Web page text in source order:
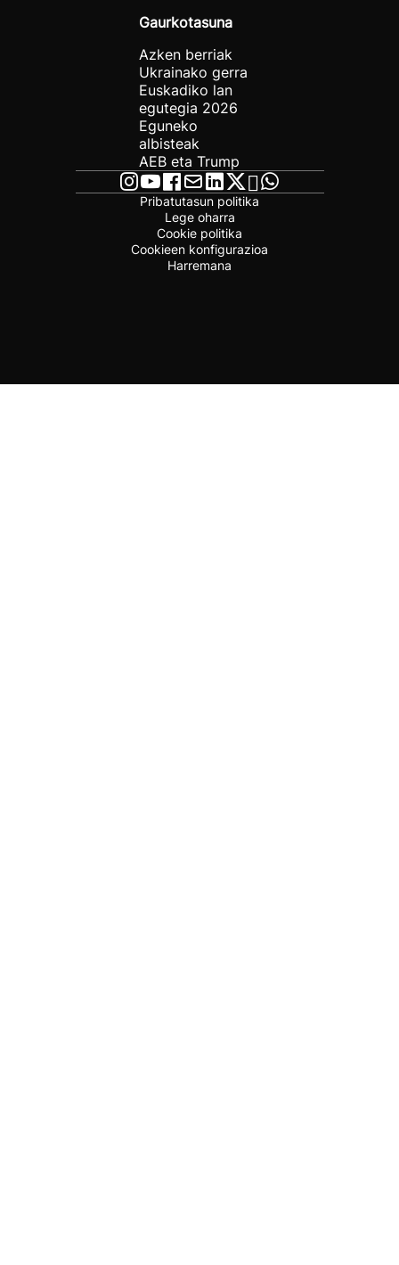
Gaurkotasuna
Azken berriak
Ukrainako gerra
Euskadiko lan
egutegia 2026
Eguneko
albisteak
AEB eta Trump
Pribatutasun politika
Lege oharra
Cookie politika
Cookieen konfigurazioa
Harremana